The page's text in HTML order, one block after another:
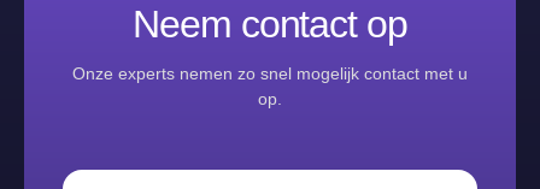
Neem contact op
Onze experts nemen zo snel mogelijk contact met u
op.